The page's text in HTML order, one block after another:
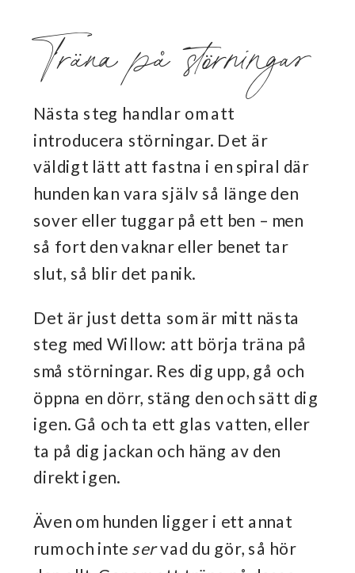
Träna på störningar
Nästa steg handlar om att
introducera störningar. Det är
väldigt lätt att fastna i en spiral där
hunden kan vara själv så länge den
sover eller tuggar på ett ben – men
så fort den vaknar eller benet tar
slut, så blir det panik.
Det är just detta som är mitt nästa
steg med Willow: att börja träna på
små störningar. Res dig upp, gå och
öppna en dörr, stäng den och sätt dig
igen. Gå och ta ett glas vatten, eller
ta på dig jackan och häng av den
direkt igen.
Även om hunden ligger i ett annat
rum och inte servad du gör, så hör